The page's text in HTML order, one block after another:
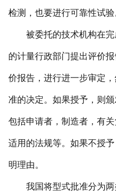
检测，也要进行可靠性试验
被委托的技术机构在完
的计量行政部门提出评价
价报告，进行进一步审定
准的决定。如果授予，则
包括申请者，制造者，有
适用的法规等。如果不授
明理由。
我国将型式批准分为两